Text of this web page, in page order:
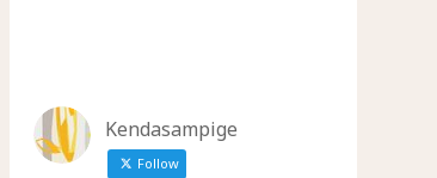
Kendasampige
Follow